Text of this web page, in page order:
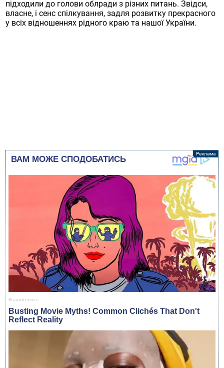
підходили до голови облради з різних питань. Звідси,
власне, і сенс спілкування, задля розвитку прекрасного
у всіх відношеннях рідного краю та нашої України.